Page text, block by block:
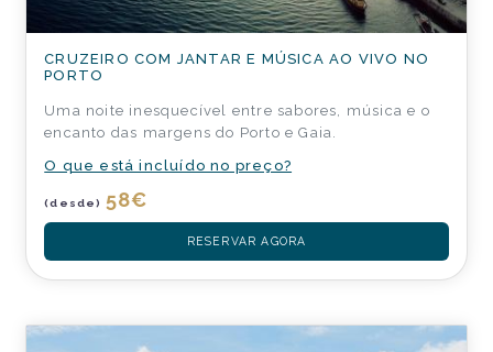
CRUZEIRO COM JANTAR E MÚSICA AO VIVO NO
PORTO
Uma noite inesquecível entre sabores, música e o
encanto das margens do Porto e Gaia.
O que está incluído no preço?
(desde) 58€
RESERVAR AGORA